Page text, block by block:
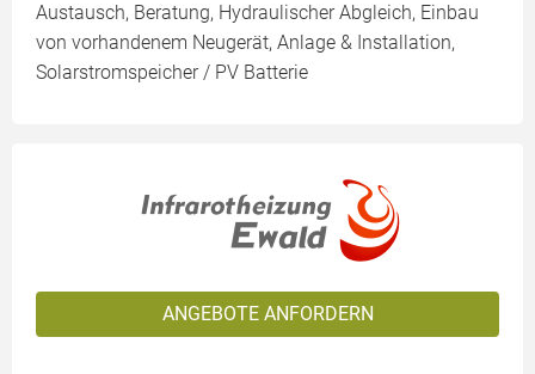
Austausch, Beratung, Hydraulischer Abgleich, Einbau
von vorhandenem Neugerät, Anlage & Installation,
Solarstromspeicher / PV Batterie
ANGEBOTE ANFORDERN